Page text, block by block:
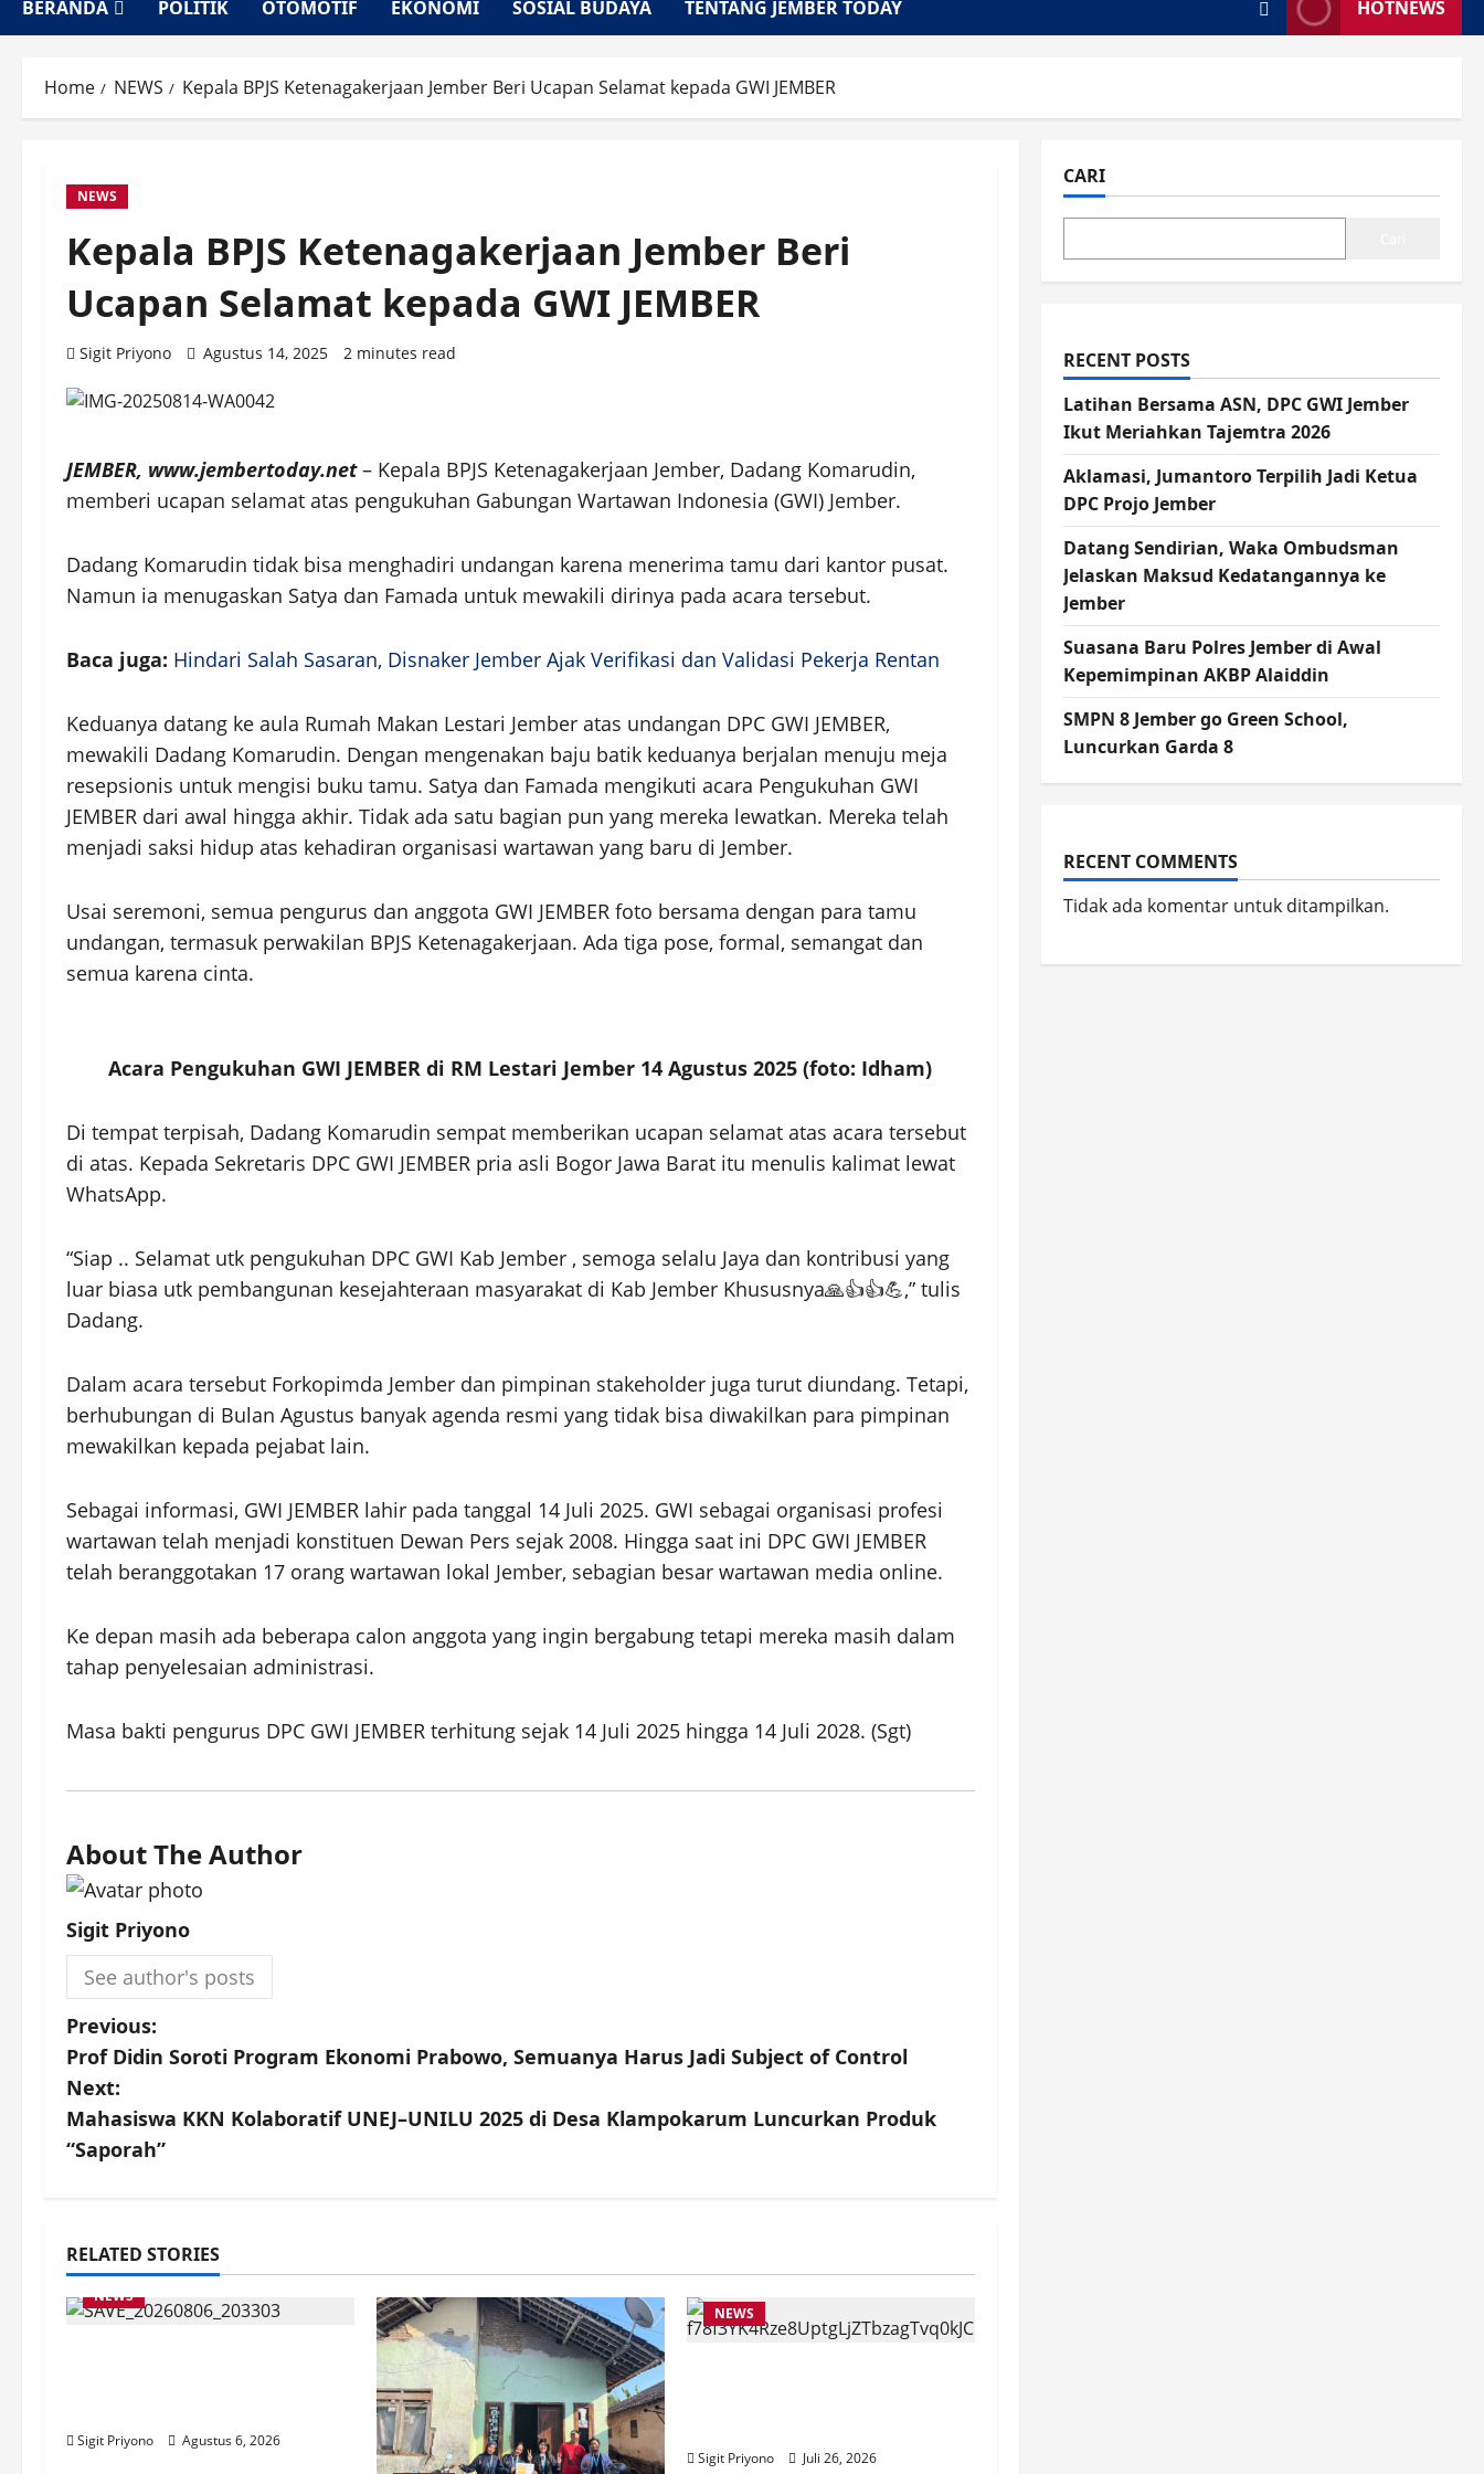
BERANDA POLITIK OTOMOTIF EKONOMI SOSIAL BUDAYA TENTANG JEMBER TODAY HOTNEWS
Home NEWS Kepala BPJS Ketenagakerjaan Jember Beri Ucapan Selamat kepada GWI JEMBER
NEWS
Kepala BPJS Ketenagakerjaan Jember Beri
Ucapan Selamat kepada GWI JEMBER
Sigit Priyono Agustus 14, 2025 2 minutes read
JEMBER, www.jembertoday.net– Kepala BPJS Ketenagakerjaan Jember, Dadang Komarudin,
memberi ucapan selamat atas pengukuhan Gabungan Wartawan Indonesia (GWI) Jember.
Dadang Komarudin tidak bisa menghadiri undangan karena menerima tamu dari kantor pusat.
Namun ia menugaskan Satya dan Famada untuk mewakili dirinya pada acara tersebut.
Baca juga: Hindari Salah Sasaran, Disnaker Jember Ajak Verifikasi dan Validasi Pekerja Rentan
Keduanya datang ke aula Rumah Makan Lestari Jember atas undangan DPC GWI JEMBER,
mewakili Dadang Komarudin. Dengan mengenakan baju batik keduanya berjalan menuju meja
resepsionis untuk mengisi buku tamu. Satya dan Famada mengikuti acara Pengukuhan GWI
JEMBER dari awal hingga akhir. Tidak ada satu bagian pun yang mereka lewatkan. Mereka telah
menjadi saksi hidup atas kehadiran organisasi wartawan yang baru di Jember.
Usai seremoni, semua pengurus dan anggota GWI JEMBER foto bersama dengan para tamu
undangan, termasuk perwakilan BPJS Ketenagakerjaan. Ada tiga pose, formal, semangat dan
semua karena cinta.
Acara Pengukuhan GWI JEMBER di RM Lestari Jember 14 Agustus 2025 (foto: Idham)
Di tempat terpisah, Dadang Komarudin sempat memberikan ucapan selamat atas acara tersebut
di atas. Kepada Sekretaris DPC GWI JEMBER pria asli Bogor Jawa Barat itu menulis kalimat lewat
WhatsApp.
“Siap .. Selamat utk pengukuhan DPC GWI Kab Jember , semoga selalu Jaya dan kontribusi yang
luar biasa utk pembangunan kesejahteraan masyarakat di Kab Jember Khususnya🙏👍👍💪,” tulis
Dadang.
Dalam acara tersebut Forkopimda Jember dan pimpinan stakeholder juga turut diundang. Tetapi,
berhubungan di Bulan Agustus banyak agenda resmi yang tidak bisa diwakilkan para pimpinan
mewakilkan kepada pejabat lain.
Sebagai informasi, GWI JEMBER lahir pada tanggal 14 Juli 2025. GWI sebagai organisasi profesi
wartawan telah menjadi konstituen Dewan Pers sejak 2008. Hingga saat ini DPC GWI JEMBER
telah beranggotakan 17 orang wartawan lokal Jember, sebagian besar wartawan media online.
Ke depan masih ada beberapa calon anggota yang ingin bergabung tetapi mereka masih dalam
tahap penyelesaian administrasi.
Masa bakti pengurus DPC GWI JEMBER terhitung sejak 14 Juli 2025 hingga 14 Juli 2028. (Sgt)
About The Author
Sigit Priyono
See author's posts
P
o
s
t
a
v
a
Previous:
Prof Didin Soroti Program Ekonomi Prabowo, Semuanya Harus Jadi Subject of Control
Next:
Mahasiswa KKN Kolaboratif UNEJ–UNILU 2025 di Desa Klampokarum Luncurkan Produk
“Saporah”
RELATED STORIES
NEWS
Sigit Priyono Agustus 6, 2026
NEWS
Sigit Priyono Juli 26, 2026
CARI
RECENT POSTS
Latihan Bersama ASN, DPC GWI Jember
Ikut Meriahkan Tajemtra 2026
Aklamasi, Jumantoro Terpilih Jadi Ketua
DPC Projo Jember
Datang Sendirian, Waka Ombudsman
Jelaskan Maksud Kedatangannya ke
Jember
Suasana Baru Polres Jember di Awal
Kepemimpinan AKBP Alaiddin
SMPN 8 Jember go Green School,
Luncurkan Garda 8
RECENT COMMENTS
Tidak ada komentar untuk ditampilkan.